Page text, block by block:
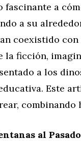
fascinante a
a su
coexistido con
la ficción,
a los
Este
al Pasado